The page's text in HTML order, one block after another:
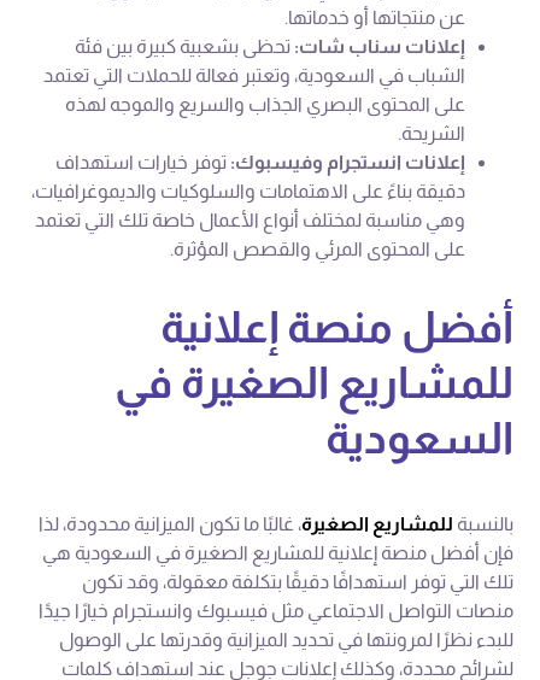
عن منتجاتها أو خدماتها.
إعلانات سناب شات: تحظى بشعبية كبيرة بين فئة
الشباب في السعودية، وتعتبر فعالة للحملات التي تعتمد
على المحتوى البصري الجذاب والسريع والموجه لهذه
الشريحة.
إعلانات انستجرام وفيسبوك: توفر خيارات استهداف
دقيقة بناءً على الاهتمامات والسلوكيات والديموغرافيات،
وهي مناسبة لمختلف أنواع الأعمال خاصة تلك التي تعتمد
على المحتوى المرئي والقصص المؤثرة.
أفضل منصة إعلانية
للمشاريع الصغيرة في
السعودية
بالنسبة للمشاريع الصغيرة، غالبًا ما تكون الميزانية محدودة، لذا
فإن أفضل منصة إعلانية للمشاريع الصغيرة في السعودية هي
تلك التي توفر استهدافًا دقيقًا بتكلفة معقولة، وقد تكون
منصات التواصل الاجتماعي مثل فيسبوك وانستجرام خيارًا جيدًا
للبدء نظرًا لمرونتها في تحديد الميزانية وقدرتها على الوصول
لشرائح محددة، وكذلك إعلانات جوجل عند استهداف كلمات